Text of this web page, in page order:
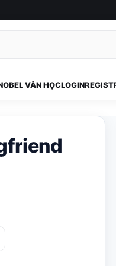
VĂN HỌCLOGIN